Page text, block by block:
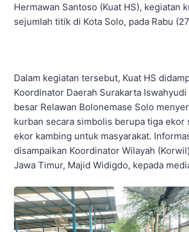
Hermawan Santoso (Kuat HS), kegiatan
sejumlah titik di Kota Solo, pada Rabu
Dalam kegiatan tersebut, Kuat HS
Koordinator Daerah Surakarta
besar Relawan Bolonemase Solo
kurban secara simbolis berupa tiga ekor
ekor kambing untuk masyarakat.
disampaikan Koordinator Wilayah
Jawa Timur, Majid Widigdo, kepada